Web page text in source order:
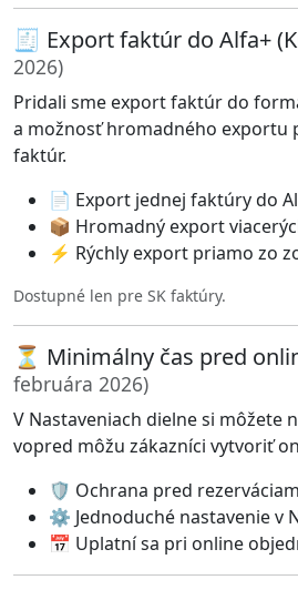
🧾 Export faktúr do Alfa+
2026)
Pridali sme export faktúr do
a možnosť hromadného exportu
faktúr.
📄 Export jednej faktúry do
📦 Hromadný export
⚡ Rýchly export priamo zo
Dostupné len pre SK faktúry.
⏳ Minimálny čas pred
februára 2026)
V Nastaveniach dielne si môžete
vopred môžu zákazníci vytvoriť
🛡️ Ochrana pred
⚙️ Jednoduché nastavenie v
📅 Uplatní sa pri online